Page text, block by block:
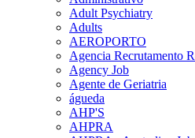
Adult Psychiatry
Adults
AEROPORTO
Agencia Recrutamento
Agency Job
Agente de Geriatria
águeda
AHP'S
AHPRA